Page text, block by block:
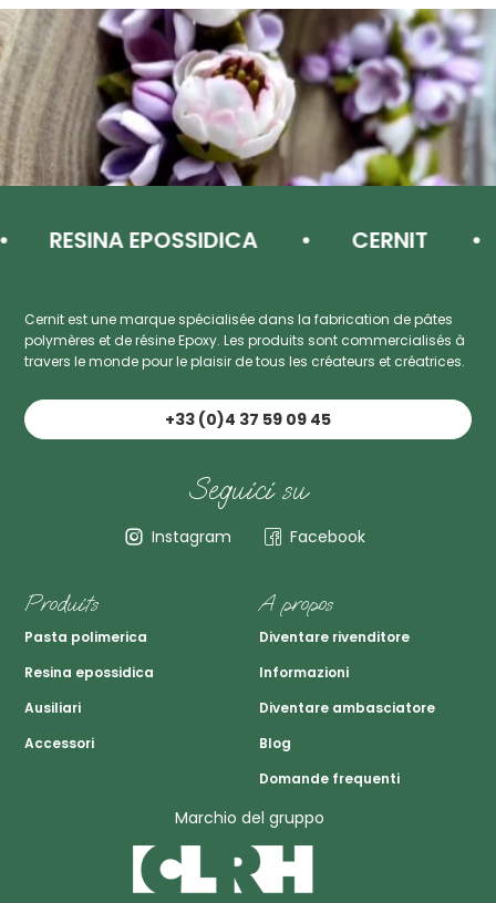
RESINA EPOSSIDICA CERNIT
Cernit est une marque spécialisée dans la fabrication de pâtes
polymères et de résine Epoxy. Les produits sont commercialisés à
travers le monde pour le plaisir de tous les créateurs et créatrices.
+33 (0)4 37 59 09 45
Seguici su
Instagram Facebook
Produits
Pasta polimerica
Resina epossidica
Ausiliari
Accessori
A propos
Diventare rivenditore
Informazioni
Diventare ambasciatore
Blog
Domande frequenti
Marchio del gruppo